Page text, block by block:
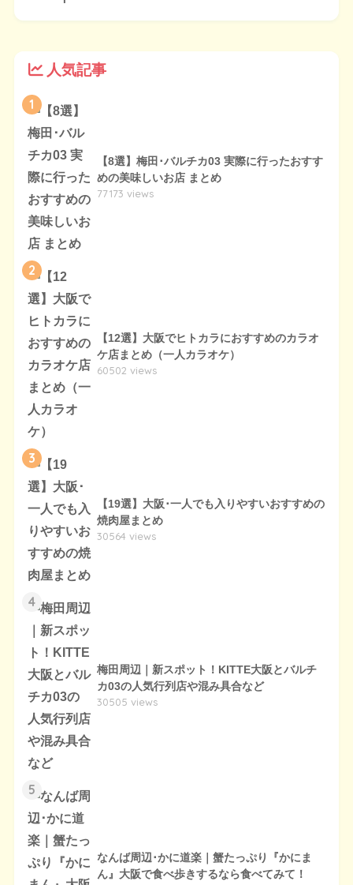
人気記事
1
【8選】梅田･バルチカ03 実際に行ったおすす
めの美味しいお店 まとめ
77173 views
2
【12選】大阪でヒトカラにおすすめのカラオ
ケ店まとめ（一人カラオケ）
60502 views
3
【19選】大阪･一人でも入りやすいおすすめの
焼肉屋まとめ
30564 views
4
梅田周辺｜新スポット！KITTE大阪とバルチ
カ03の人気行列店や混み具合など
30505 views
5
なんば周辺･かに道楽｜蟹たっぷり『かにま
ん』大阪で食べ歩きするなら食べてみて！